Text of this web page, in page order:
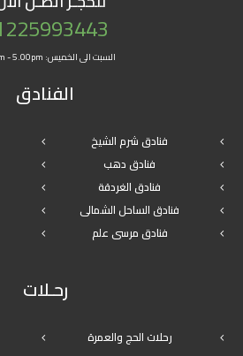
السبت الى الخميس: 9.00am - 5.00pm
الفنادق
فنادق شرم الشيخ
فنادق دهب
فنادق الغردقة
فنادق الساحل الشمالى
فنادق مرسى علم
رحـلات
رحلات الحج والعمرة